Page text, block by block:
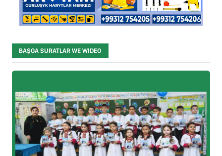
BAŞGA SURATLAR WE WIDEO